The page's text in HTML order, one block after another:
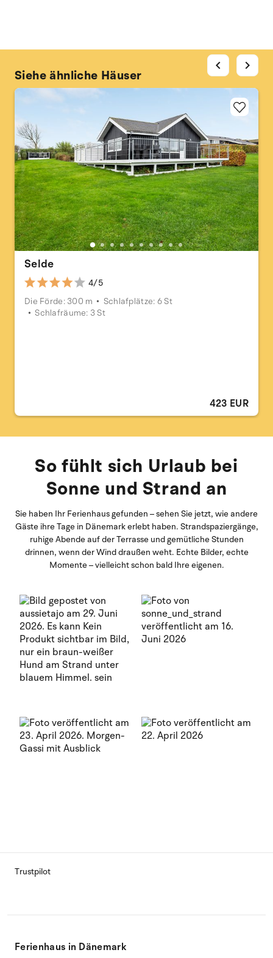
Siehe ähnliche Häuser
Selde
4/5
Die Förde: 300 m
Schlafplätze: 6 St
Schlafräume: 3 St
423 EUR
chevron_left chevron_right
So fühlt sich Urlaub bei
Sonne und Strand an
Sie haben Ihr Ferienhaus gefunden – sehen Sie jetzt, wie andere
Gäste ihre Tage in Dänemark erlebt haben. Strandspaziergänge,
ruhige Abende auf der Terrasse und gemütliche Stunden
drinnen, wenn der Wind draußen weht. Echte Bilder, echte
Momente – vielleicht schon bald Ihre eigenen.
Trustpilot
Ferienhaus in Dänemark